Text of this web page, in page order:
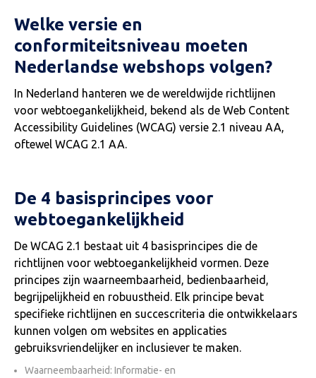
Welke versie en
conformiteitsniveau moeten
Nederlandse webshops volgen?
In Nederland hanteren we de wereldwijde richtlijnen
voor webtoegankelijkheid, bekend als de Web Content
Accessibility Guidelines (WCAG) versie 2.1 niveau AA,
oftewel WCAG 2.1 AA.
De 4 basisprincipes voor
webtoegankelijkheid
De WCAG 2.1 bestaat uit 4 basisprincipes die de
richtlijnen voor webtoegankelijkheid vormen. Deze
principes zijn waarneembaarheid, bedienbaarheid,
begrijpelijkheid en robuustheid. Elk principe bevat
specifieke richtlijnen en succescriteria die ontwikkelaars
kunnen volgen om websites en applicaties
gebruiksvriendelijker en inclusiever te maken.
Waarneembaarheid: Informatie- en